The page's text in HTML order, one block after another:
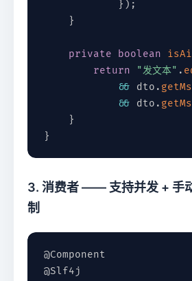
} ) ;
}
private boolean
return
"发文本" .
&& dto .
&& dto .
}
}
3. 消费者 —— 支持并发 + 手
制
@Component
@Slf4j